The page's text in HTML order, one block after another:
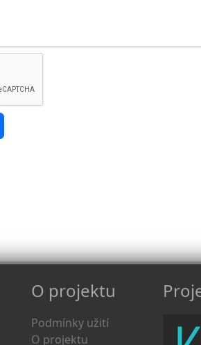
O projektu
Podmínky užití
O projektu